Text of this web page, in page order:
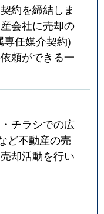
約を締結しま
会社に売却の
任媒介契約)
頼ができる一
チラシでの広
ど不動産の売
却活動を行い